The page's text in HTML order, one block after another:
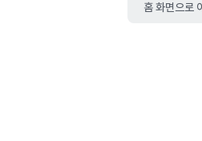
홈 화면으로